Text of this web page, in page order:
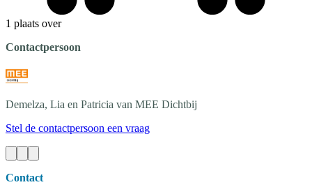
1 plaats over
Contactpersoon
Demelza, Lia en Patricia van MEE Dichtbij
Stel de contactpersoon een vraag
Contact